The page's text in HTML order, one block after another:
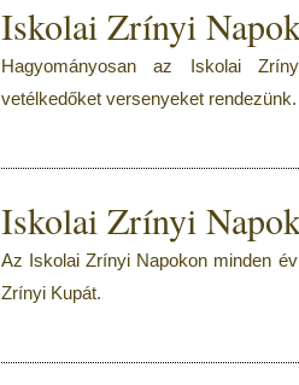
Iskolai Zrínyi
Hagyományosan az Iskolai
vetélkedőket versenyeket rendezünk.
Iskolai Zrínyi
Az Iskolai Zrínyi Napokon minden
Zrínyi Kupát.